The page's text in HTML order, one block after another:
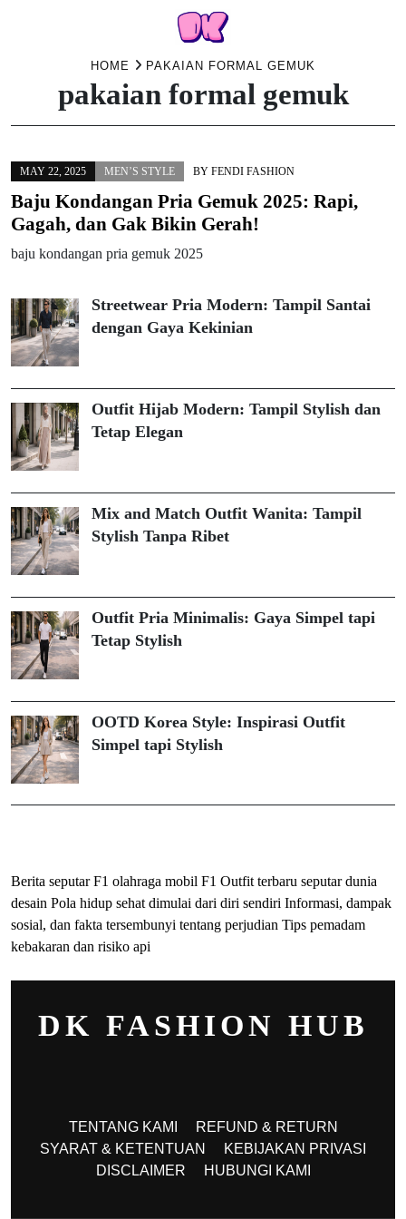
HOME PAKAIAN FORMAL GEMUK
pakaian formal gemuk
MAY 22, 2025 MEN’S STYLE BY FENDI FASHION
Baju Kondangan Pria Gemuk 2025: Rapi,
Gagah, dan Gak Bikin Gerah!
baju kondangan pria gemuk 2025
Streetwear Pria Modern: Tampil Santai
dengan Gaya Kekinian
Outfit Hijab Modern: Tampil Stylish dan
Tetap Elegan
Mix and Match Outfit Wanita: Tampil
Stylish Tanpa Ribet
Outfit Pria Minimalis: Gaya Simpel tapi
Tetap Stylish
OOTD Korea Style: Inspirasi Outfit
Simpel tapi Stylish
Berita seputar F1 olahraga mobil F1 Outfit terbaru seputar dunia
desain Pola hidup sehat dimulai dari diri sendiri Informasi, dampak
sosial, dan fakta tersembunyi tentang perjudian Tips pemadam
kebakaran dan risiko api
DK FASHION HUB
TENTANG KAMI
REFUND & RETURN
SYARAT & KETENTUAN
KEBIJAKAN PRIVASI
DISCLAIMER
HUBUNGI KAMI